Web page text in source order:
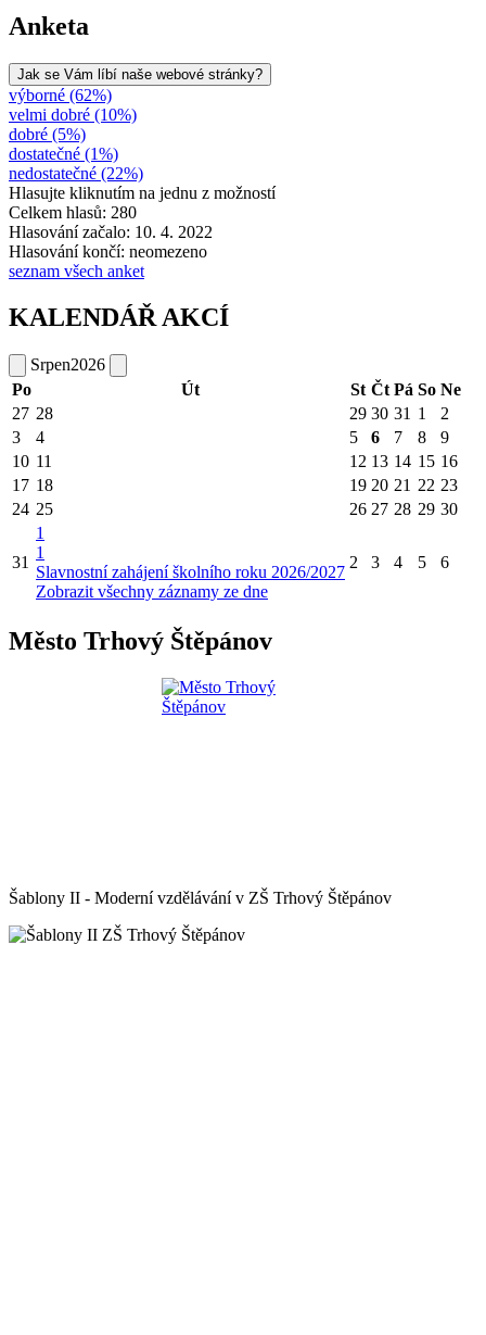
Anketa
Jak se Vám líbí naše webové stránky?
výborné (62%)
velmi dobré (10%)
dobré (5%)
dostatečné (1%)
nedostatečné (22%)
Hlasujte kliknutím na jednu z možností
Celkem hlasů: 280
Hlasování začalo: 10. 4. 2022
Hlasování končí: neomezeno
seznam všech anket
KALENDÁŘ AKCÍ
Srpen2026
Po
Út St Čt Pá So Ne
27 28 29 30 31 1
2
3
4 5 6 7 8
9
10 11 12 13 14 15 16
17 18 19 20 21 22 23
24 25 26 27 28 29 30
31
1
1
Slavnostní zahájení školního roku 2026/2027
Zobrazit všechny záznamy ze dne
2 3 4 5 6
Město Trhový Štěpánov
Šablony II - Moderní vzdělávání v ZŠ Trhový Štěpánov